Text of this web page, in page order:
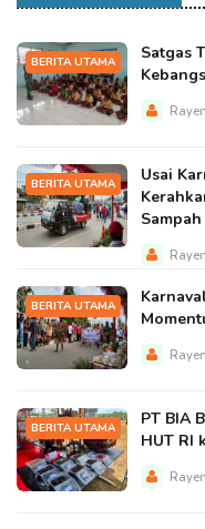
BERITA UTAMA
Satgas
BERITA UTAMA
Usai
Sampah
BERITA UTAMA
BERITA UTAMA
PT BIA
HUT RI